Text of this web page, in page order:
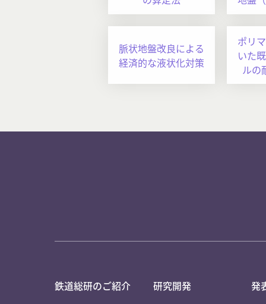
脈状地盤改良による
経済的な液状化対策
ポリ
いた
ルの
鉄道総研のご紹介 研究開発 発